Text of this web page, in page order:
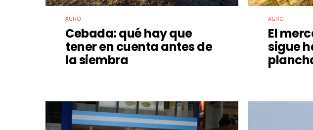
AGRO
Cebada: qué hay que
tener en cuenta antes de
la siembra
AGRO
El
sigue